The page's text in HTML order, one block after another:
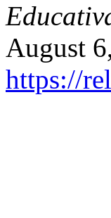
August
https://